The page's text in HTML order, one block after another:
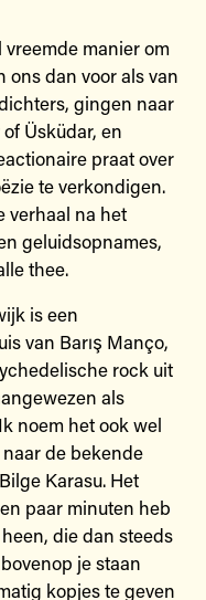
manier om
ons dan voor als van
gingen naar
Üsküdar, en
praat over
te verkondigen.
verhaal na het
geluidsopnames,
thee.
is een
van Barış Manço,
rock uit
als
noem het ook wel
naar de bekende
Karasu. Het
paar minuten heb
die dan steeds
je staan
kopjes te geven